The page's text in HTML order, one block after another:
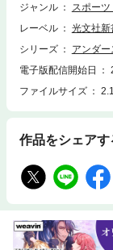
ジャンル
スポー
レーベル
光文社新
シリーズ
アンダ
電子版配信開始日
ファイルサイズ
作品をシェアす